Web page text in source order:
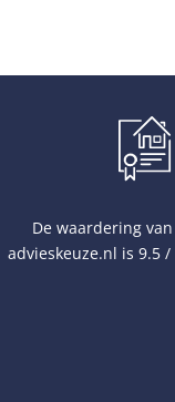
De waardering van
advieskeuze.nl is 9.5 /